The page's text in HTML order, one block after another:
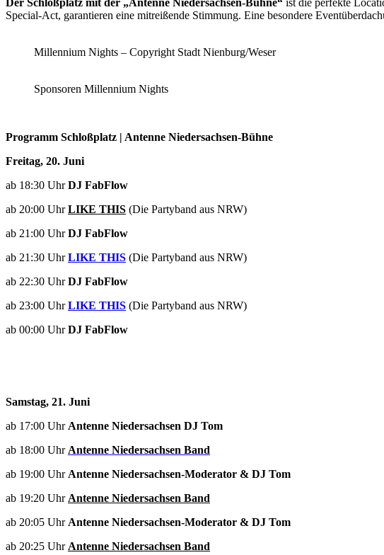
Der Schloßplatz mit der „Antenne Niedersachsen-Bühne“ ist die perfekte
Special-Act, garantieren eine mitreißende Stimmung. Eine besondere
Millennium Nights – Copyright Stadt Nienburg/Weser
Sponsoren Millennium Nights
Programm Schloßplatz | Antenne Niedersachsen-Bühne
Freitag, 20. Juni
ab 18:30 UhrDJ FabFlow
ab 20:00 Uhr LIKE THIS (Die Partyband aus NRW)
ab 21:00 UhrDJ FabFlow
ab 21:30 UhrLIKE THIS (Die Partyband aus NRW)
ab 22:30 UhrDJ FabFlow
ab 23:00 UhrLIKE THIS (Die Partyband aus NRW)
ab 00:00 UhrDJ FabFlow
Samstag, 21. Juni
ab 17:00 UhrAntenne Niedersachsen DJ Tom
ab 18:00 UhrAntenne Niedersachsen Band
ab 19:00 UhrAntenne Niedersachsen-Moderator & DJ Tom
ab 19:20 UhrAntenne Niedersachsen Band
ab 20:05 UhrAntenne Niedersachsen-Moderator & DJ Tom
ab 20:25 UhrAntenne Niedersachsen Band